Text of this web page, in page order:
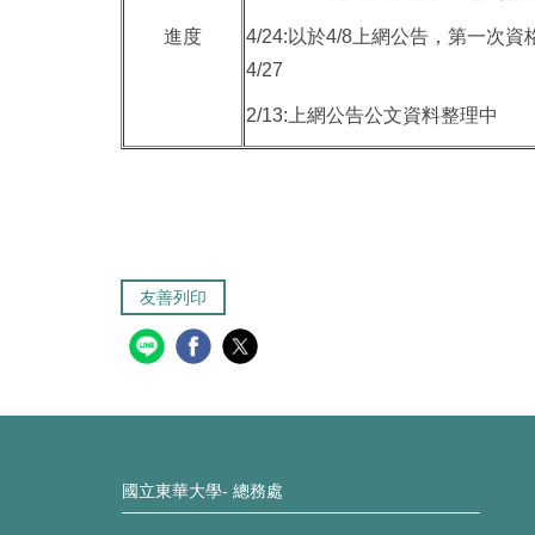
進度
4/24:以於4/8上網公告，第一次資
4/27
2/13:上網公告公文資料整理中
友善列印
國立東華大學- 總務處